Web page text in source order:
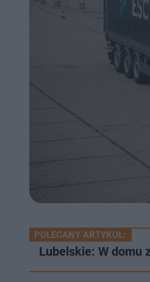
POLECANY ARTYKUŁ:
Lubelskie: W domu